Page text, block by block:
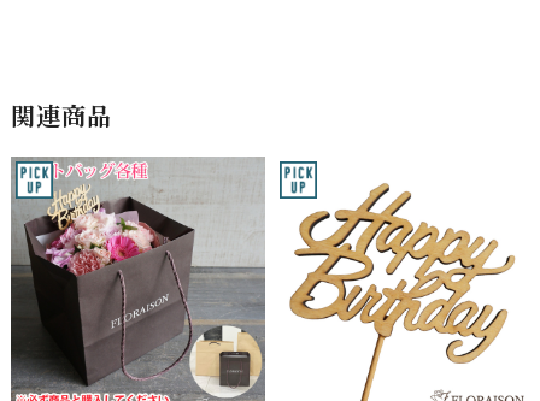
関連商品